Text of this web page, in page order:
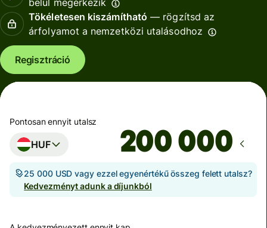
belül megérkezik
Tökéletesen kiszámítható — rögzítsd az
árfolyamot a nemzetközi utalásodhoz
Regisztráció
Pontosan ennyit utalsz
HUF
25 000 USD vagy ezzel egyenértékű összeg felett utalsz?
Kedvezményt adunk a díjunkból